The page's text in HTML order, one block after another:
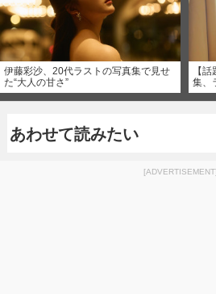
伊藤彩沙、20代ラストの写真集で見せ
た“大人の甘さ”
【
集、
あわせて読みたい
[ADVERTISEMENT]